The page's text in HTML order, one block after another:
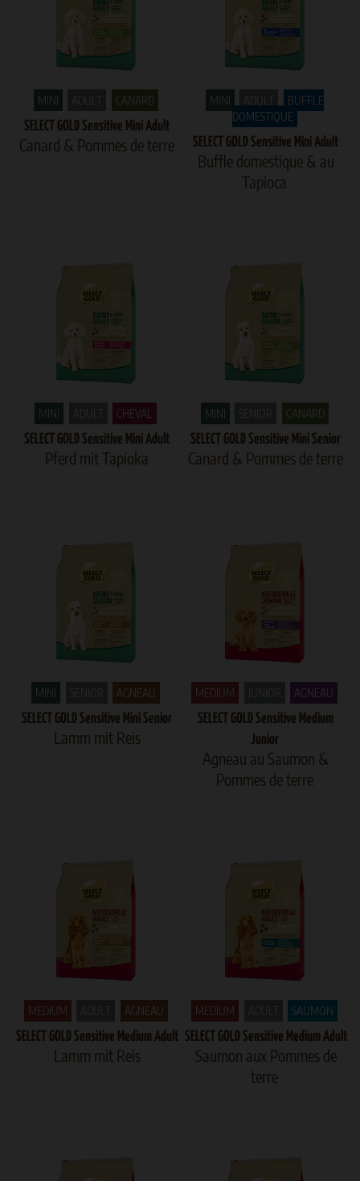
MINI CANARD
SELECT GOLD Sensitive Mini Adult
Canard & Pommes de terre
MINI
BUFFLE
DOMESTIQUE
SELECT GOLD Sensitive Mini Adult
Buffle domestique & au
Tapioca
MINI CHEVAL
SELECT GOLD Sensitive Mini Adult
Pferd mit Tapioka
MINI CANARD
SELECT GOLD Sensitive Mini Senior
Canard & Pommes de terre
MINI AGNEAU
SELECT GOLD Sensitive Mini Senior
Lamm mit Reis
MEDIUM AGNEAU
SELECT GOLD Sensitive Medium
Junior
Agneau au Saumon &
Pommes de terre
MEDIUM AGNEAU
SELECT GOLD Sensitive Medium Adult
Lamm mit Reis
MEDIUM SAUMON
SELECT GOLD Sensitive Medium Adult
Saumon aux Pommes de
terre